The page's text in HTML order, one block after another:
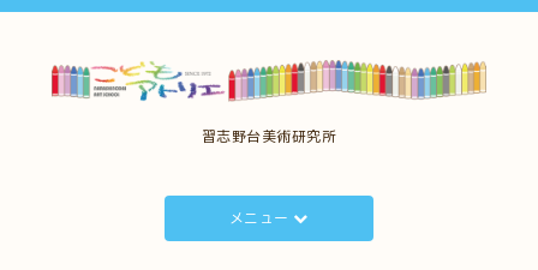
習志野台美術研究所
メニュー